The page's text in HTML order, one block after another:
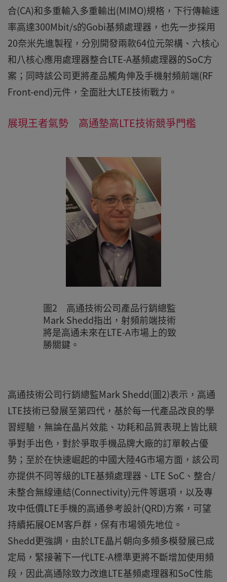
合(CA)和多重輸入多重輸出(MIMO)規格，下行傳輸速
率高達300Mbit/s的Gobi基頻處理器，也先一步採用
20奈米先進製程，分別開發兩款64位元架構、六核心
和八核心應用處理器整合LTE-A基頻處理器的SoC方
案；同時該公司更將產品觸角伸及手機射頻前端(RF
Front-end)元件，全面壯大LTE技術戰力。
展現王者氣勢 高通墊高LTE技術競爭門檻
圖2 高通技術公司產品行銷總監
Mark Shedd指出，射頻前端技術
將是高通未來在LTE-A市場上的致
勝關鍵。
高通技術公司行銷總監Mark Shedd(圖2)表示，高通
LTE技術已發展至第四代，基於每一代產品改良的學
習經驗，無論在晶片效能、功耗和品質表現上皆比競
爭對手出色，對於爭取手機品牌大廠的訂單較占優
勢；至於在快速崛起的中國大陸4G市場方面，該公司
亦提供不同等級的LTE基頻處理器、LTE SoC、整合/
未整合無線連結(Connectivity)元件等選項，以及專
攻中低價LTE手機的高通參考設計(QRD)方案，可望
持續拓展OEM客戶群，保有市場領先地位。
Shedd更強調，由於LTE晶片朝向多頻多模發展已成
定局，緊接著下一代LTE-A標準更將不斷增加使用頻
段，因此高通除致力改進LTE基頻處理器和SoC性能